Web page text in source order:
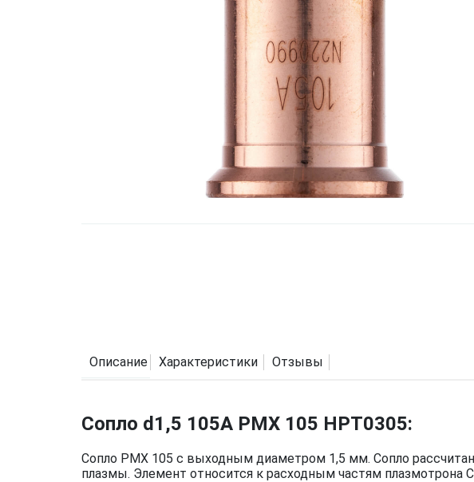
Описание Характеристики Отзывы
Сопло d1,5 105A PMX 105 HPT0305:
Сопло PMX 105 с выходным диаметром 1,5 мм. Сопло
плазмы. Элемент относится к расходным частям плазмотрона